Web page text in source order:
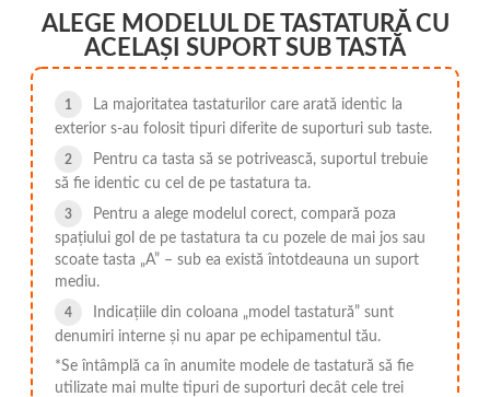
ALEGE MODELUL DE TASTATURĂ CU
ACELAȘI SUPORT SUB TASTĂ
La majoritatea tastaturilor care arată identic la
exterior s-au folosit tipuri diferite de suporturi sub taste.
Pentru ca tasta să se potrivească, suportul trebuie
să fie identic cu cel de pe tastatura ta.
Pentru a alege modelul corect, compară poza
spațiului gol de pe tastatura ta cu pozele de mai jos sau
scoate tasta „A” – sub ea există întotdeauna un suport
mediu.
Indicațiile din coloana „model tastatură” sunt
denumiri interne și nu apar pe echipamentul tău.
*Se întâmplă ca în anumite modele de tastatură să fie
utilizate mai multe tipuri de suporturi decât cele trei